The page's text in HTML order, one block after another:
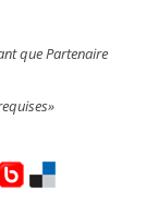
que Partenaire